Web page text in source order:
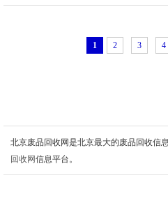
1 2 3 4
北京废品回收网是北京最大的废品回收信
回收网信息平台。